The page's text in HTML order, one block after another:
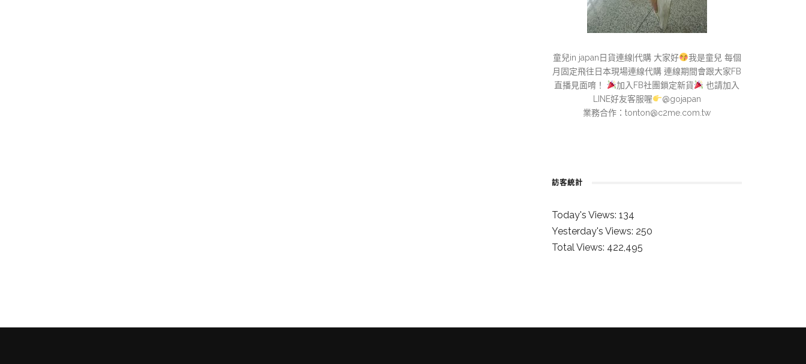
童兒in japan日貨連線|代購 大家好
我是童兒 每個
月固定飛往日本現場連線代購 連線期間會跟大家FB
直播見面唷！
加入FB社團鎖定新貨
也請加入
LINE好友客服喔
@gojapan
業務合作：tonton@c2me.com.tw
訪客統計
Today's Views:134
Yesterday's Views: 250
Total Views: 422,495
童兒的 INSTAGRAM